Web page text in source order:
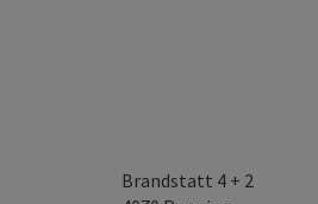
Brandstatt 4 + 2